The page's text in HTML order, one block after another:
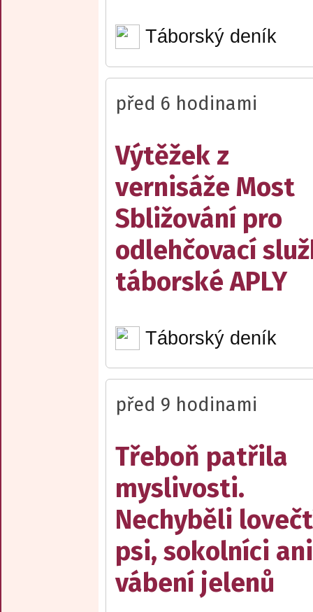
Táborský deník
před 6 hodinami
Výtěžek z
vernisáže Most
Sbližování pro
odlehčovací
táborské APLY
Táborský deník
před 9 hodinami
Třeboň patřila
myslivosti.
Nechyběli
psi, sokolníci ani
vábení jelenů